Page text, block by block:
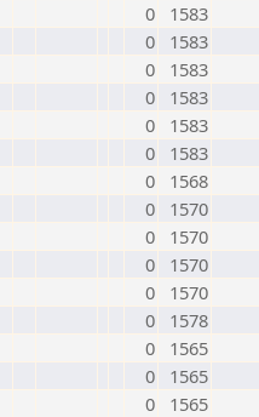
0
1583
0
1583
0
1583
0
1583
0
1583
0
1583
0
1568
0
1570
0
1570
0
1570
0
1570
0
1578
0
1565
0
1565
0
1565